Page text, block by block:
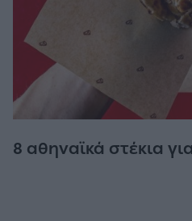
8 αθηναϊκά στέκια